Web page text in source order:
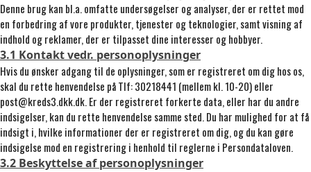
Denne brug kan bl.a. omfatte undersøgelser og analyser, der er rettet mod
en forbedring af vore produkter, tjenester og teknologier, samt visning af
indhold og reklamer, der er tilpasset dine interesser og hobbyer.
3.1 Kontakt vedr. personoplysninger
Hvis du ønsker adgang til de oplysninger, som er registreret om dig hos os,
skal du rette henvendelse på Tlf: 30218441 (mellem kl. 10-20) eller
post@kreds3.dkk.dk. Er der registreret forkerte data, eller har du andre
indsigelser, kan du rette henvendelse samme sted. Du har mulighed for at få
indsigt i, hvilke informationer der er registreret om dig, og du kan gøre
indsigelse mod en registrering i henhold til reglerne i Persondataloven.
3.2 Beskyttelse af personoplysninger